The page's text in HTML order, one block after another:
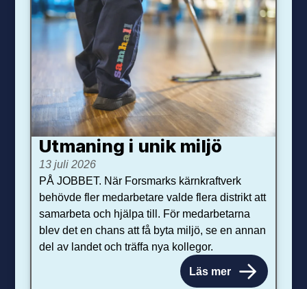
Utmaning i unik miljö
13 juli 2026
PÅ JOBBET. När Forsmarks kärnkraftverk
behövde fler medarbetare valde flera distrikt att
samarbeta och hjälpa till. För medarbetarna
blev det en chans att få byta miljö, se en annan
del av landet och träffa nya kollegor.
Läs mer